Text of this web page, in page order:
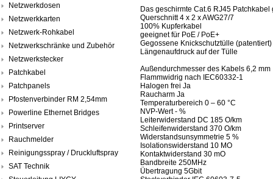
Netzwerkdosen
Netzwerkkarten
Netzwerk-Rohkabel
Netzwerkschränke und Zubehör
Netzwerkstecker
Patchkabel
Patchpanels
Pfostenverbinder RM 2,54mm
Powerline Ethernet Bridges
Printserver
Rauchmelder
Reinigungsspray / Druckluftspray
SAT Technik
Das geschirmte Cat.6 RJ45
Querschnitt 4 x 2 x AWG27/7
100% Kupferkabel
geeignet für PoE / PoE+
Gegossene Knickschutztülle (patentiert)
Längenaufdruck auf der Tülle
Außendurchmesser des Kabels 6,2 mm
Flammwidrig nach IEC60332-1
Halogen frei Ja
Raucharm Ja
Temperaturbereich 0 – 60 °C
NVP-Wert - %
Leiterwiderstand DC 185 O/km
Schleifenwiderstand 370 O/km
Widerstandsunsymmetrie 5 %
Isolationswiderstand 10 MO
Kontaktwiderstand 30 mO
Bandbreite 250MHz
Übertragung 5Gbit